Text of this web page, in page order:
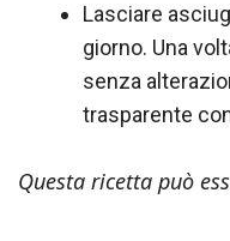
Lasciare
giorno. Una
senza
trasparente
Questa ricetta può